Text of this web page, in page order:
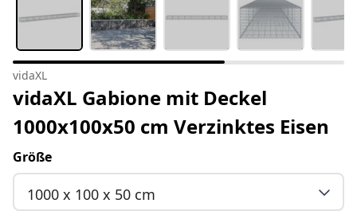
vidaXL
vidaXL Gabione mit Deckel
1000x100x50 cm Verzinktes Eisen
Größe
1000 x 100 x 50 cm